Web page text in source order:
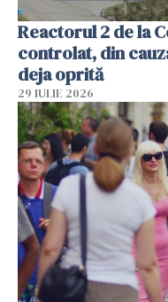
Reactorul 2 de la
controlat, din
deja oprită
29 IULIE 2026